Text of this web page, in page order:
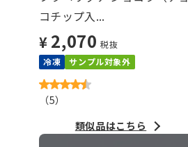
コチップ入...
¥ 2,070 税抜
冷凍
サンプル対象外
（5）
類似品はこちら